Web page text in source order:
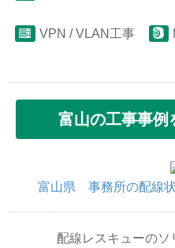
VPN / VLAN工事
富山の工事事例
富山県 事務所の配線
配線レスキューのソ